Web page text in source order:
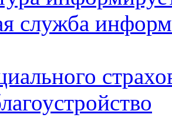
служба